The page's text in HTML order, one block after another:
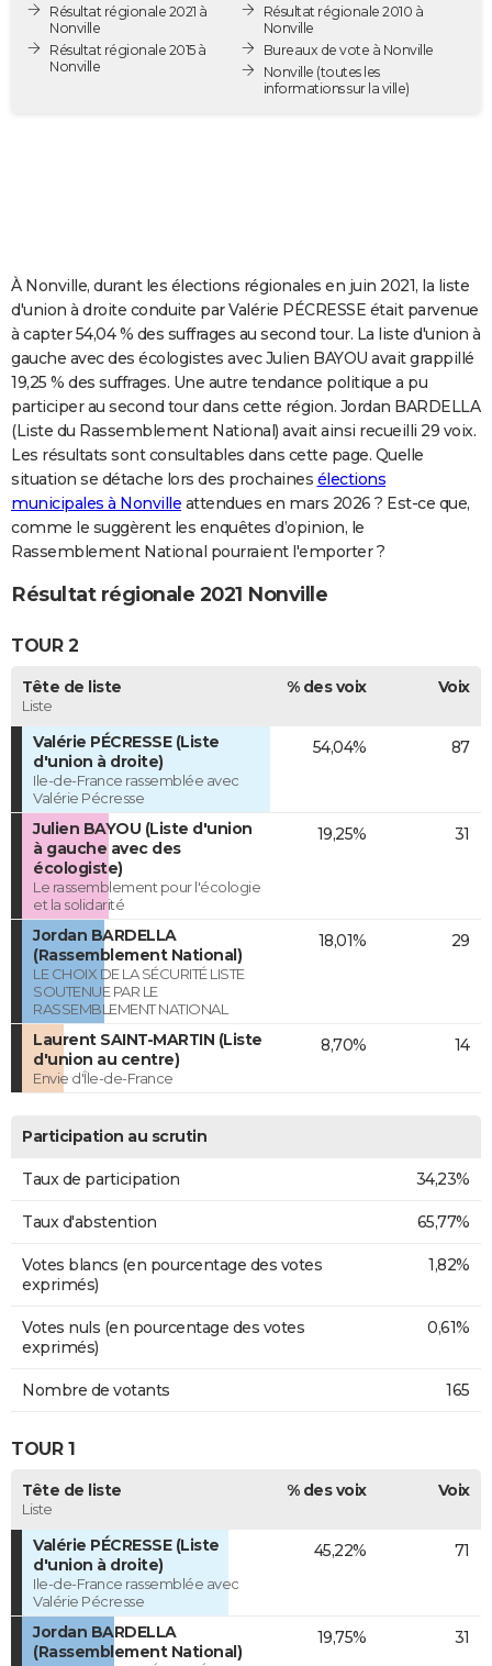
Destinations
City break
Voyage nature
Voyage de noces
Forum
PHOTO
GUIDES D'ACHAT
COPAINS D'AVANT
S'inscrire
Se connecter
Lycées
Collèges
Primaires
Universités
Entreprises
Service militaire
Avis de recherche
AVIS DE DÉCÈS
FORUM
Bricolage
Lifestyle
Culture
Sport
Auto
Television
Voyage
Cinema
Résultat régionale 2021 à
Nonville
Résultat régionale 2015 à
Nonville
Résultat régionale 2010 à
Nonville
Bureaux de vote à Nonville
Nonville (toutes les
informations sur la ville)
À Nonville, durant les élections régionales en juin 2021, la liste
d'union à droite conduite par Valérie PÉCRESSE était parvenue
à capter 54,04 % des suffrages au second tour. La liste d'union à
gauche avec des écologistes avec Julien BAYOU avait grappillé
19,25 % des suffrages. Une autre tendance politique a pu
participer au second tour dans cette région. Jordan BARDELLA
(Liste du Rassemblement National) avait ainsi recueilli 29 voix.
Les résultats sont consultables dans cette page. Quelle
situation se détache lors des prochaines élections
municipales à Nonville attendues en mars 2026 ? Est-ce que,
comme le suggèrent les enquêtes d’opinion, le
Rassemblement National pourraient l'emporter ?
Résultat régionale 2021 Nonville
TOUR 2
Tête de liste
Liste
% des voix Voix
Valérie PÉCRESSE (Liste
d'union à droite)
Ile-de-France rassemblée avec
Valérie Pécresse
54,04% 87
Julien BAYOU (Liste d'union
à gauche avec des
écologiste)
Le rassemblement pour l'écologie
et la solidarité
19,25% 31
Jordan BARDELLA
(Rassemblement National)
LE CHOIX DE LA SÉCURITÉ LISTE
SOUTENUE PAR LE
RASSEMBLEMENT NATIONAL
18,01% 29
Laurent SAINT-MARTIN (Liste
d'union au centre)
Envie d'Île-de-France
8,70% 14
Participation au scrutin
Taux de participation 34,23%
Taux d'abstention 65,77%
Votes blancs (en pourcentage des votes
exprimés)
1,82%
Votes nuls (en pourcentage des votes
exprimés)
0,61%
Nombre de votants 165
TOUR 1
Tête de liste
Liste
% des voix Voix
Valérie PÉCRESSE (Liste
d'union à droite)
Ile-de-France rassemblée avec
Valérie Pécresse
45,22% 71
Jordan BARDELLA
(Rassemblement National)
19,75% 31